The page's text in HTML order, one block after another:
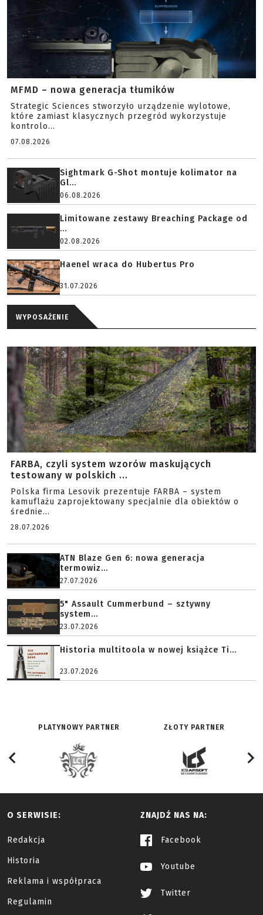
MFMD – nowa generacja tłumików
Strategic Sciences stworzyło urządzenie wylotowe,
które zamiast klasycznych przegród wykorzystuje
kontrolo...
07.08.2026
Sightmark G-Shot montuje kolimator na
Gl...
06.08.2026
Limitowane zestawy Breaching Package od
...
02.08.2026
Haenel wraca do Hubertus Pro
31.07.2026
WYPOSAŻENIE
FARBA, czyli system wzorów maskujących
testowany w polskich ...
Polska firma Lesovik prezentuje FARBA – system
kamuflażu zaprojektowany specjalnie dla obiektów o
średnie...
28.07.2026
ATN Blaze Gen 6: nowa generacja
termowiz...
27.07.2026
5" Assault Cummerbund – sztywny
system...
23.07.2026
Historia multitoola w nowej książce Ti...
23.07.2026
PLATYNOWY PARTNER ZŁOTY PARTNER
O SERWISIE:
Redakcja
Historia
Reklama i współpraca
Regulamin
ZNAJDŹ NAS NA:
Facebook
Youtube
Twitter